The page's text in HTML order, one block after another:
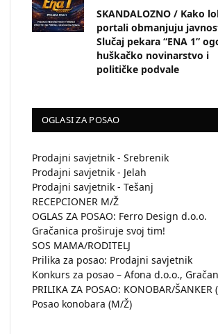
SKANDALOZNO / Kako
portali obmanjuju
Slučaj pekara “ENA 1”
huškačko novinarstvo i
političke podvale
OGLASI ZA POSAO
Prodajni savjetnik - Srebrenik
Prodajni savjetnik - Jelah
Prodajni savjetnik - Tešanj
RECEPCIONER M/Ž
OGLAS ZA POSAO: Ferro Design d.o.o.
Gračanica proširuje svoj tim!
SOS MAMA/RODITELJ
Prilika za posao: Prodajni savjetnik
Konkurs za posao – Afona d.o.o.,
PRILIKA ZA POSAO: KONOBAR/ŠANKER
Posao konobara (M/Ž)